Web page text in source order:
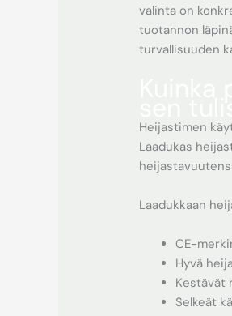
valinta on
tuotannon
turvallisuuden
Heijastimen
Laadukas
Laadukkaan
CE-
Hyvä
Kestävät
Selkeät